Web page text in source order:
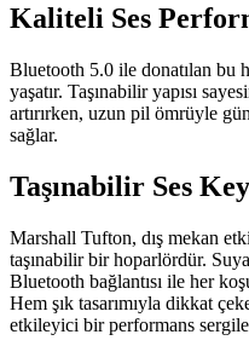
Kaliteli Ses
Bluetooth 5.0 ile donatılan bu
yaşatır. Taşınabilir yapısı
artırırken, uzun pil ömrüyle
sağlar.
Taşınabilir Ses
Marshall Tufton, dış mekan
taşınabilir bir hoparlördür.
Bluetooth bağlantısı ile her
Hem şık tasarımıyla dikkat
etkileyici bir performans